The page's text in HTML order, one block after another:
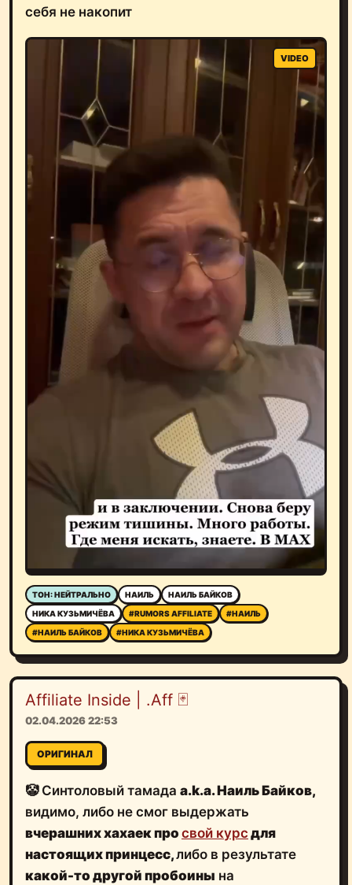
себя не накопит
ТОН: НЕЙТРАЛЬНО НАИЛЬ
НАИЛЬ БАЙКОВ
НИКА КУЗЬМИЧЁВА
#RUMORS AFFILIATE
#НАИЛЬ
#НАИЛЬ БАЙКОВ
#НИКА КУЗЬМИЧЁВА
Affiliate Inside | .Aff 🃏
02.04.2026 22:53
ОРИГИНАЛ
🤡 Синтоловый тамада a.k.a. Наиль Байков,
видимо, либо не смог выдержать
вчерашних хахаек про свой курс для
настоящих принцесс,либо в результате
какой-то другой пробоины на